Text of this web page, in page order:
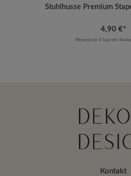
Stuhlhusse Premium
4,90 €*
Mietpreis für 4 Tage inkl.
Kontakt